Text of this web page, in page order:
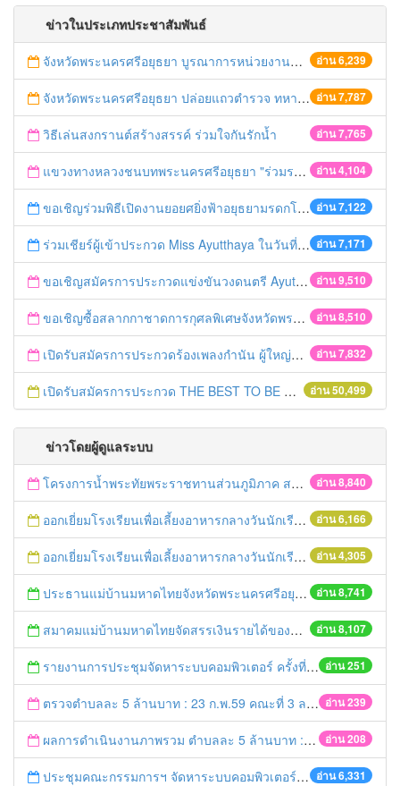
ข่าวในประเภทประชาสัมพันธ์
อ่าน 6,239
จังหวัดพระนครศรีอยุธยา บูรณาการหน่วยงานที่เกี่ยวข้อง ลงพื้นที่จัดระเบียบและดำเนินมาตรการตามบทลงโทษสูงสุดกับผู้ประกอบการร้านค้าที่ยังฝ่าฝืนตั้งร้านค้ารุกล้ำเขตพื้นที่ทางหลวง เตรียมความปลอดภัยก่อนเทศกาลสงกรานต์
อ่าน 7,787
จังหวัดพระนครศรีอยุธยา ปล่อยแถวตำรวจ ทหาร ฝ่ายปกครอง กว่า 100 นาย ตรวจเข้มท่ารถสาธารณะ สถานีขนส่งรถโดยสาร วินรถตู้ และสถานีรถไฟ เตรียมรับมือเทศกาลสงกรานต์
อ่าน 7,765
วิธีเล่นสงกรานต์สร้างสรรค์ ร่วมใจกันรักน้ำ
อ่าน 4,104
แขวงทางหลวงชนบทพระนครศรีอยุธยา "ร่วมรณรงค์ ขับช้า เปิดไฟหน้า คาดเข็มขัด" เทศกาลสงกรานต์ ปี 2561
อ่าน 7,122
ขอเชิญร่วมพิธีเปิดงานยอยศยิ่งฟ้าอยุธยามรดกโลก
อ่าน 7,171
ร่วมเชียร์ผู้เข้าประกวด Miss Ayutthaya ในวันที่ 15 ธันวาคม 2560
อ่าน 9,510
ขอเชิญสมัครการประกวดแข่งขันวงดนตรี Ayutthaya battle of the bands
อ่าน 8,510
ขอเชิญซื้อสลากกาชาดการกุศลพิเศษจังหวัดพระนครศรีอยุธยา 2560
อ่าน 7,832
เปิดรับสมัครการประกวดร้องเพลงกำนัน ผู้ใหญ่บ้าน ฯลฯ
อ่าน 50,499
เปิดรับสมัครการประกวด THE BEST TO BE NUMBER ONE
ข่าวโดยผู้ดูแลระบบ
อ่าน 8,840
โครงการน้ำพระทัยพระราชทานส่วนภูมิภาค สภาสังคมสงเคราะห์แห่งประเทศไทย ในพระบรมราชูปถัมภ์ ประจำปี 2559
อ่าน 6,166
ออกเยี่ยมโรงเรียนเพื่อเลี้ยงอาหารกลางวันนักเรียนโรงเรียนที่อยู่ห่างไกลในพื้นที่ จ.พระนครศรีอยุธยา (โรงเรียนวัดลำตะเคียน)
อ่าน 4,305
ออกเยี่ยมโรงเรียนเพื่อเลี้ยงอาหารกลางวันนักเรียนโรงเรียนที่อยู่ห่างไกลในพื้นที่ จ.พระนครศรีอยุธยา (โรงเรียนวัดสนามทอง)
อ่าน 8,741
ประธานแม่บ้านมหาดไทยจังหวัดพระนครศรีอยุธยา และคณะฯ ออกเยี่ยมเยาวชนที่ได้รับทุนจากมูลนิธิร่วมจิตต์น้อมเกล้าฯ ปีการศึกษา 2558
อ่าน 8,107
สมาคมแม่บ้านมหาดไทยจัดสรรเงินรายได้ของสมาคมฯมอบทุนการศึกษา ประจำปี 2559
อ่าน 251
รายงานการประชุมจัดหาระบบคอมพิวเตอร์ ครั้งที่ 1 / 2559
อ่าน 239
ตรวจตำบลละ 5 ล้านบาท : 23 ก.พ.59 คณะที่ 3 ลงพื้นที่ อ.บางปะอิน
อ่าน 208
ผลการดำเนินงานภาพรวม ตำบลละ 5 ล้านบาท : 21 ก.พ. 59 เวลา 20.20 น.
อ่าน 6,331
ประชุมคณะกรรมการฯ จัดหาระบบคอมพิวเตอร์ ครั้งที่ 1/2559